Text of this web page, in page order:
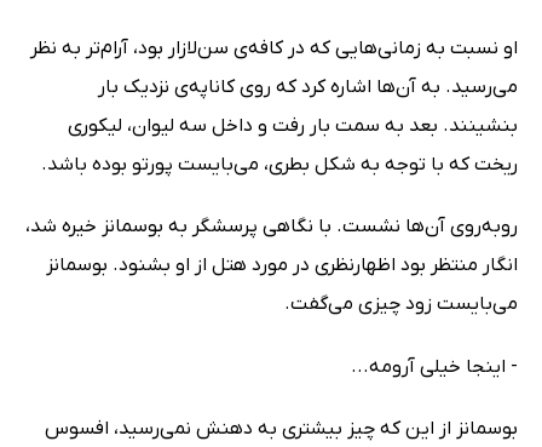
او نسبت به زمانی‌هایی که در کافه‌ی سن‌‌لازار بود، آرام‌تر به نظر
می‌رسید. به آن‌ها اشاره کرد که روی کاناپه‌ی نزدیک بار
بنشینند. بعد به سمت بار رفت و داخل سه لیوان، لیکوری
ریخت که با توجه به شکل بطری، می‌بایست پورتو بوده باشد.
روبه‌روی آن‌ها نشست. با نگاهی پرسشگر به بوسمانز خیره شد،
انگار منتظر بود اظهارنظری در مورد هتل از او بشنود. بوسمانز
می‌بایست زود چیزی می‌گفت.
- اینجا خیلی آرومه...
بوسمانز از این که چیز بیشتری به دهنش نمی‌رسید، افسوس